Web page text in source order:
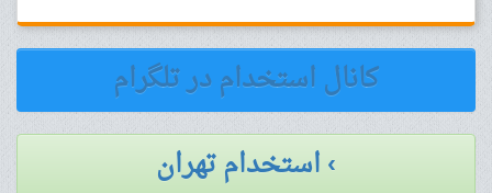
کانال استخدام در تلگرام
› استخدام تهران